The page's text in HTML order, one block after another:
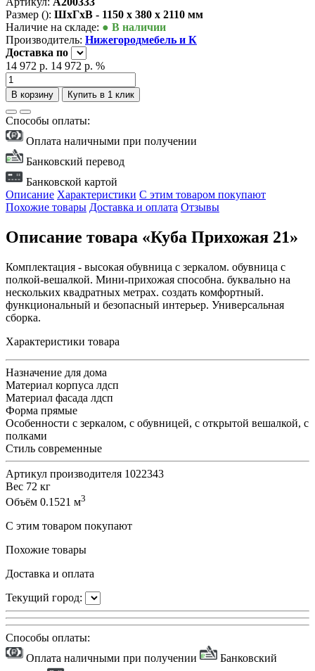
Размер (): ШxГxВ - 1150 x 380 x 2110 мм
Наличие на складе: ● В наличии
Производитель: Нижегородмебель и К
Доставка по
14 972 р. 14 972 р. %
В корзину Купить в 1 клик
Способы оплаты:
Оплата наличными при получении
Банковский перевод
Банковской картой
Описание Характеристики С этим товаром покупают
Похожие товары Доставка и оплата Отзывы
Описание товара «Куба Прихожая 21»
Комплектация - высокая обувница с зеркалом. обувница с
полкой-вешалкой. Мини-прихожая способна. буквально на
нескольких квадратных метрах. создать комфортный.
функциональный и безопасный интерьер. Универсальная
сборка.
Характеристики товара
Назначение для дома
Материал корпуса лдсп
Материал фасада лдсп
Форма прямые
Особенности с зеркалом, с обувницей, с открытой вешалкой, с
полками
Стиль современные
Артикул производителя 1022343
Вес 72 кг
Объём 0.1521 м3
С этим товаром покупают
Похожие товары
Доставка и оплата
Текущий город:
Способы оплаты:
Оплата наличными при получении
Банковский